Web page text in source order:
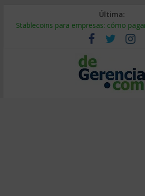
Última:
Stablecoins para empresas: cómo
Despido silencioso: qué es y por qué
IA en selección de personal: cómo
Trabajo forzoso en la cadena de
Mercado hispano de EE. UU.: cómo